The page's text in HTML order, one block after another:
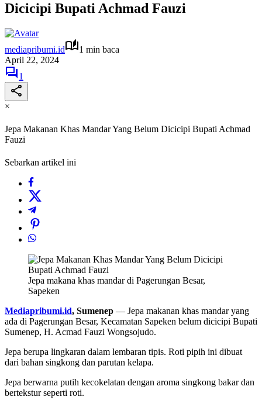
Dicicipi Bupati Achmad Fauzi
mediapribumi.id
1 min baca
April 22, 2024
1
×
Jepa Makanan Khas Mandar Yang Belum Dicicipi Bupati Achmad
Fauzi
Sebarkan artikel ini
Jepa makana khas mandar di Pagerungan Besar,
Sapeken
Mediapribumi.id, Sumenep — Jepa makanan khas mandar yang
ada di Pagerungan Besar, Kecamatan Sapeken belum dicicipi Bupati
Sumenep, H. Acmad Fauzi Wongsojudo.
Jepa berupa lingkaran dalam lembaran tipis. Roti pipih ini dibuat
dari bahan singkong dan parutan kelapa.
Jepa berwarna putih kecokelatan dengan aroma singkong bakar dan
bertekstur seperti roti.